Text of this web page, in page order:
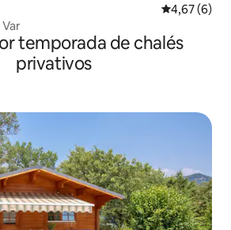
4,67 de uma
4,67 (6)
temporada de chalés
privativos